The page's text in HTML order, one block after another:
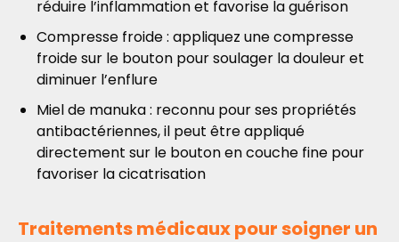
réduire l’inflammation et favorise la guérison
Compresse froide : appliquez une compresse
froide sur le bouton pour soulager la douleur et
diminuer l’enflure
Miel de manuka : reconnu pour ses propriétés
antibactériennes, il peut être appliqué
directement sur le bouton en couche fine pour
favoriser la cicatrisation
Traitements médicaux pour soigner un